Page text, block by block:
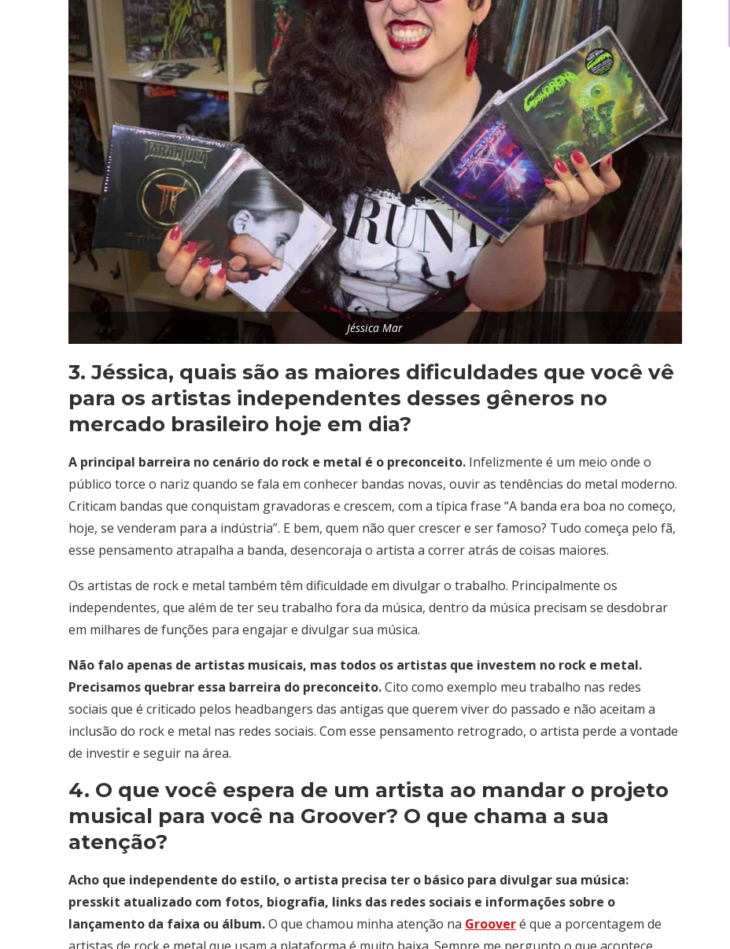
Jéssica Mar
3. Jéssica, quais são as maiores dificuldades que você vê
para os artistas independentes desses gêneros no
mercado brasileiro hoje em dia?
A principal barreira no cenário do rock e metal é o preconceito. Infelizmente é um meio onde o
público torce o nariz quando se fala em conhecer bandas novas, ouvir as tendências do metal moderno.
Criticam bandas que conquistam gravadoras e crescem, com a típica frase “A banda era boa no começo,
hoje, se venderam para a indústria”. E bem, quem não quer crescer e ser famoso? Tudo começa pelo fã,
esse pensamento atrapalha a banda, desencoraja o artista a correr atrás de coisas maiores.
Os artistas de rock e metal também têm dificuldade em divulgar o trabalho. Principalmente os
independentes, que além de ter seu trabalho fora da música, dentro da música precisam se desdobrar
em milhares de funções para engajar e divulgar sua música.
Não falo apenas de artistas musicais, mas todos os artistas que investem no rock e metal.
Precisamos quebrar essa barreira do preconceito.Cito como exemplo meu trabalho nas redes
sociais que é criticado pelos headbangers das antigas que querem viver do passado e não aceitam a
inclusão do rock e metal nas redes sociais. Com esse pensamento retrogrado, o artista perde a vontade
de investir e seguir na área.
4. O que você espera de um artista ao mandar o projeto
musical para você na Groover? O que chama a sua
atenção?
Acho que independente do estilo, o artista precisa ter o básico para divulgar sua música:
presskit atualizado com fotos, biografia, links das redes sociais e informações sobre o
lançamento da faixa ou álbum.O que chamou minha atenção na Grooveré que a porcentagem de